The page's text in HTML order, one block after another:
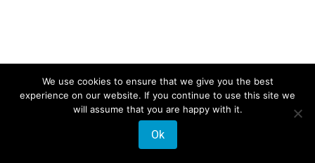
We use cookies to ensure that we give you the best
experience on our website. If you continue to use this site we
will assume that you are happy with it.
Ok